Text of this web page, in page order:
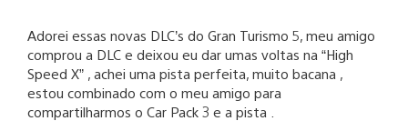
Adorei essas novas DLC’s do Gran Turismo 5, meu amigo
comprou a DLC e deixou eu dar umas voltas na “High
Speed X” , achei uma pista perfeita, muito bacana ,
estou combinado com o meu amigo para
compartilharmos o Car Pack 3 e a pista .